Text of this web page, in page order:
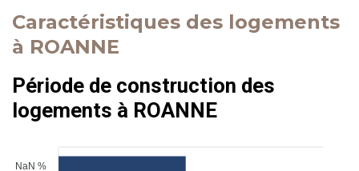
Caractéristiques des logements
à ROANNE
Période de construction des
logements à ROANNE
NaN %